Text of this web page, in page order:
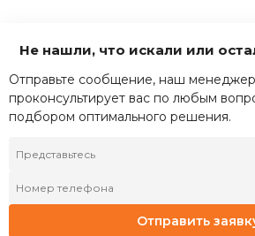
Не нашли, что искали или
Отправьте сообщение, наш
проконсультирует вас по любым
подбором оптимального решения.
Отправить